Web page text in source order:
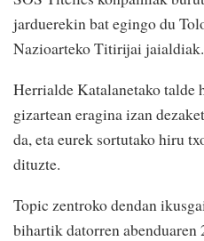
jarduerekin bat egingo du
Nazioarteko Titirijai jaialdiak.
Herrialde Katalanetako talde
gizartean eragina izan
da, eta eurek sortutako hiru
dituzte.
Topic zentroko dendan
bihartik datorren abenduaren